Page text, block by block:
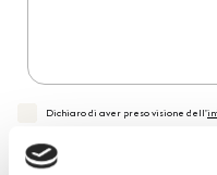
Dichiaro di aver preso visione dell'
* Campi obbligatori